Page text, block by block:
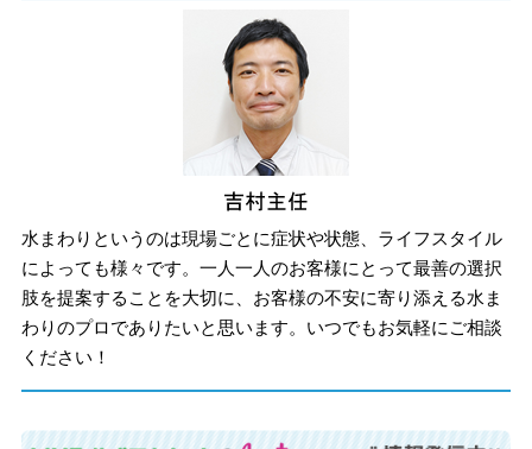
水まわりというのは現場ごとに症状や状態、ライフスタイル
によっても様々です。一人一人のお客様にとって最善の選択
肢を提案することを大切に、お客様の不安に寄り添える水ま
わりのプロでありたいと思います。いつでもお気軽にご相談
ください！